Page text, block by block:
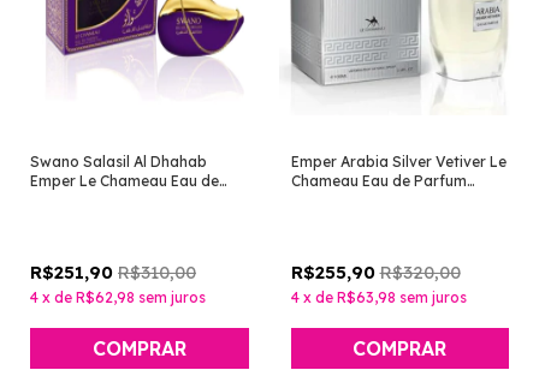
Swano Salasil Al Dhahab
Emper Le Chameau Eau de
R$251,90 R$310,00
4 x de R$62,98 sem juros
Emper Arabia Silver Vetiver Le
Chameau Eau de Parfum
R$255,90 R$320,00
4 x de R$63,98 sem juros